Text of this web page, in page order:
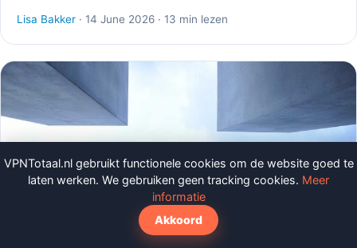
Lisa Bakker · 14 June 2026 · 13 min lezen
VPNTotaal.nl gebruikt functionele cookies om de website goed te
laten werken. We gebruiken geen tracking cookies. Meer
informatie
Akkoord